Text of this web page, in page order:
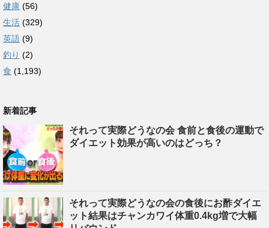
健康 (56)
生活 (329)
英語 (9)
釣り (2)
食 (1,193)
新着記事
それって実際どうなの会 食前と食後の運動で
ダイエット効果が高いのはどっち？
それって実際どうなの会の食後にお酢ダイエ
ット結果はチャンカワイ体重0.4kg増で大幅